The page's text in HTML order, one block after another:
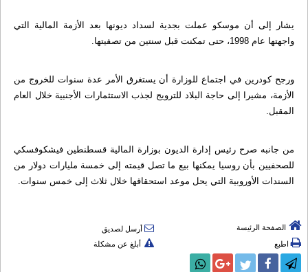
يشار إلى أن موسكو عملت بجدية لسداد ديونها بعد الأزمة المالية التي
واجهتها عام 1998، حتى تمكنت قبل سنتين من تصفيتها.
ورجح كودرين في اجتماع للوزارة أن يستغرق الأمر عدة سنوات للخروج من
الأزمة، مشيرا إلى حاجة البلاد للترويج لجذب الاستثمارات الأجنبية خلال العام
المقبل.
من جانبه صرح رئيس إدارة الديون بوزارة المالية قسطنطين فيشكوفسكي
للصحفيين بأن روسيا يمكنها بيع ما تصل قيمته إلى خمسة مليارات دولار من
السندات الأوروبية التي يحل موعد استحقاقها خلال ثلاث إلى خمس سنوات.
الصفحة الرئيسة
أرسل لصديق
اطبع
أبلغ عن مشكلة